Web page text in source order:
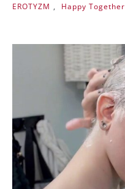
EROTYZM , Happy Together